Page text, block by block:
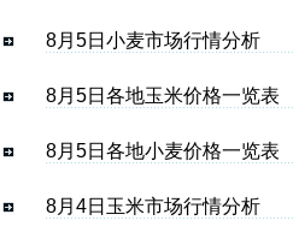
8月5日小麦市场行情分析
8月5日各地玉米价格一览表
8月5日各地小麦价格一览表
8月4日玉米市场行情分析